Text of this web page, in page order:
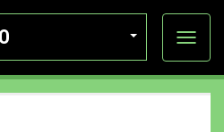
Näytä